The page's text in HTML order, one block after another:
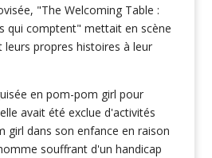
"The Welcoming Table :
qui comptent" mettait en scène
propres histoires à leur
en pom-pom girl pour
avait été exclue d'activités
girl dans son enfance en raison
souffrant d'un handicap